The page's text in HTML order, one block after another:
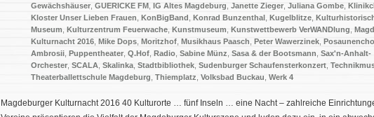
Gewächshäuser GUERICKE FM IG Altes Magdeburg Janette Zieger Juliana Gombe
Kloster Unser Lieben Frauen KonBigBand Konrad Bunzenthal Kugelblitze
Museum Kulturzentrum Feuerwache Kunstmuseum Kunstwettbewerb VerWANDlung
Kulturnacht 2016 Mike Dops Moritzhof Musikhaus Paasch Peter Wawerzinek
Ambrosii Puppentheater Q.Hof Radio Sabine Münz Sasa & der Bootsmann Sax'n-Anhalt-
Orchester SCALA Skalinka Stadtbibliothek Sudenburger Schaufensterkonzert
Theaterballettschule Magdeburg Thiemplatz Volksbad Buckau Werk 4
Magdeburger Kulturnacht 2016 40 Kulturorte … fünf Inseln … eine Nacht – zahlreiche